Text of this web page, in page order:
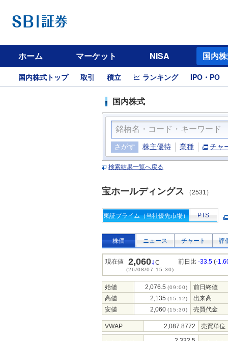
ホーム マーケット NISA 国内
国内株式トップ 取引 積立 ランキング IPO・PO
国内株式
さがす 株主優待 業種 チャ
検索結果一覧へ戻る
宝ホールディングス （2531）
東証プライム（当社優先市場） PTS
株価 ニュース チャート 評
現在値 2,060↓C
(26/08/07 15:30)
前日比 -33.5 (-
始値 2,076.5 (09:00)
前日終値
高値
2,135 (15:12)
出来高
安値
2,060 (15:30) 売買代金
VWAP 2,087.8772 売買単位